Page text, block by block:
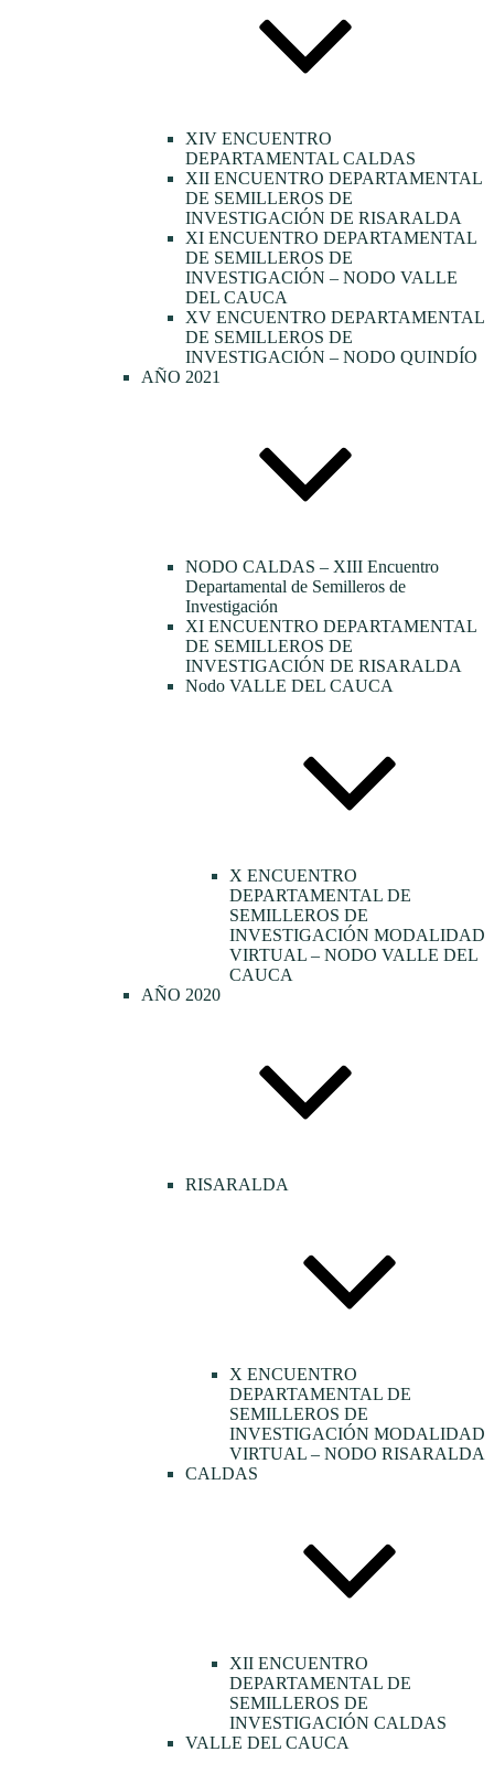
XIV ENCUENTRO
DEPARTAMENTAL CALDAS
XII ENCUENTRO DEPARTAMENTAL
DE SEMILLEROS DE
INVESTIGACIÓN DE RISARALDA
XI ENCUENTRO DEPARTAMENTAL
DE SEMILLEROS DE
INVESTIGACIÓN – NODO VALLE
DEL CAUCA
XV ENCUENTRO DEPARTAMENTAL
DE SEMILLEROS DE
INVESTIGACIÓN – NODO QUINDÍO
AÑO 2021
NODO CALDAS – XIII Encuentro
Departamental de Semilleros de
Investigación
XI ENCUENTRO DEPARTAMENTAL
DE SEMILLEROS DE
INVESTIGACIÓN DE RISARALDA
Nodo VALLE DEL CAUCA
X ENCUENTRO
DEPARTAMENTAL DE
SEMILLEROS DE
INVESTIGACIÓN MODALIDAD
VIRTUAL – NODO VALLE DEL
CAUCA
AÑO 2020
RISARALDA
X ENCUENTRO
DEPARTAMENTAL DE
SEMILLEROS DE
INVESTIGACIÓN MODALIDAD
VIRTUAL – NODO RISARALDA
CALDAS
XII ENCUENTRO
DEPARTAMENTAL DE
SEMILLEROS DE
INVESTIGACIÓN CALDAS
VALLE DEL CAUCA